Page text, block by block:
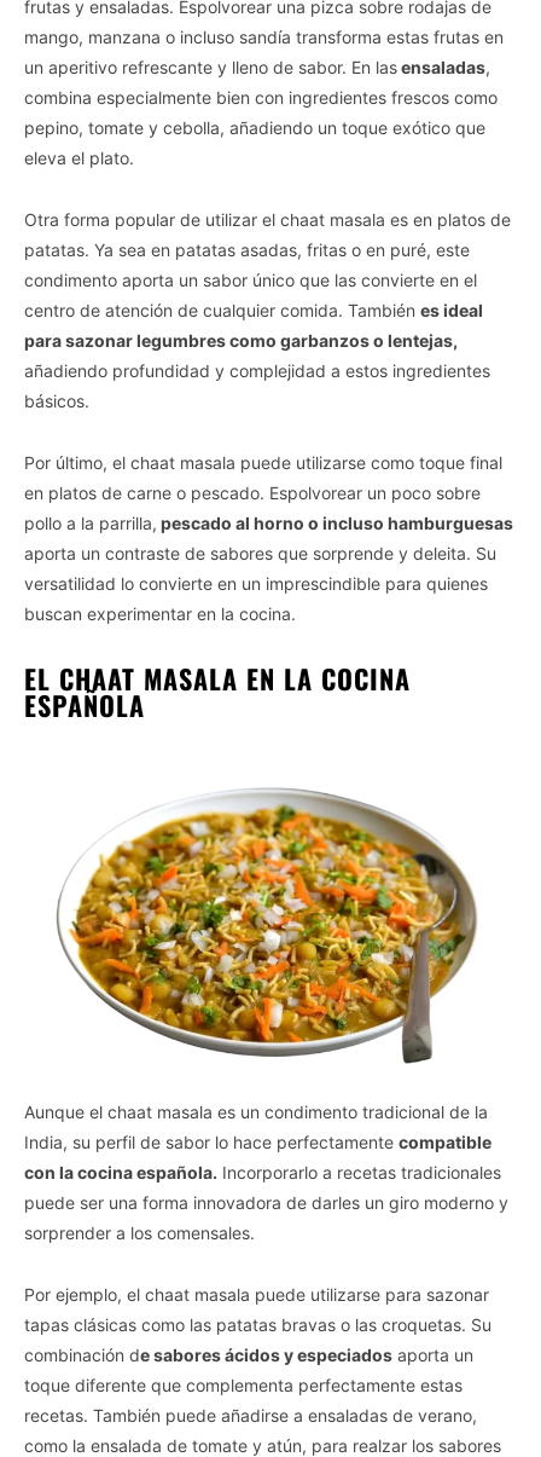
frutas y ensaladas. Espolvorear una pizca sobre rodajas de
mango, manzana o incluso sandía transforma estas frutas en
un aperitivo refrescante y lleno de sabor. En lasensaladas,
combina especialmente bien con ingredientes frescos como
pepino, tomate y cebolla, añadiendo un toque exótico que
eleva el plato.
Otra forma popular de utilizar el chaat masala es en platos de
patatas. Ya sea en patatas asadas, fritas o en puré, este
condimento aporta un sabor único que las convierte en el
centro de atención de cualquier comida. También es ideal
para sazonar legumbres como garbanzos o lentejas,
añadiendo profundidad y complejidad a estos ingredientes
básicos.
Por último, el chaat masala puede utilizarse como toque final
en platos de carne o pescado. Espolvorear un poco sobre
pollo a la parrilla, pescado al horno o incluso hamburguesas
aporta un contraste de sabores que sorprende y deleita. Su
versatilidad lo convierte en un imprescindible para quienes
buscan experimentar en la cocina.
EL CHAAT MASALA EN LA COCINA
ESPAÑOLA
Aunque el chaat masala es un condimento tradicional de la
India, su perfil de sabor lo hace perfectamente compatible
con la cocina española. Incorporarlo a recetas tradicionales
puede ser una forma innovadora de darles un giro moderno y
sorprender a los comensales.
Por ejemplo, el chaat masala puede utilizarse para sazonar
tapas clásicas como las patatas bravas o las croquetas. Su
combinación de sabores ácidos y especiados aporta un
toque diferente que complementa perfectamente estas
recetas. También puede añadirse a ensaladas de verano,
como la ensalada de tomate y atún, para realzar los sabores